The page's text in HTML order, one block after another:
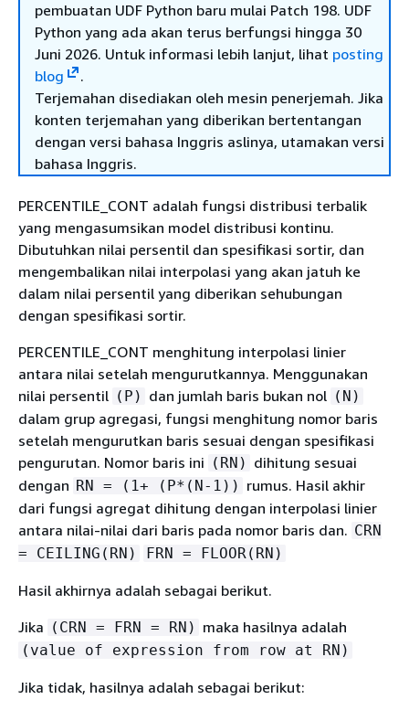
pembuatan UDF Python baru mulai Patch 198. UDF
Python yang ada akan terus berfungsi hingga 30
Juni 2026. Untuk informasi lebih lanjut, lihat posting
blog
.
Terjemahan disediakan oleh mesin penerjemah. Jika
konten terjemahan yang diberikan bertentangan
dengan versi bahasa Inggris aslinya, utamakan versi
bahasa Inggris.
PERCENTILE_CONT adalah fungsi distribusi terbalik
yang mengasumsikan model distribusi kontinu.
Dibutuhkan nilai persentil dan spesifikasi sortir, dan
mengembalikan nilai interpolasi yang akan jatuh ke
dalam nilai persentil yang diberikan sehubungan
dengan spesifikasi sortir.
PERCENTILE_CONT menghitung interpolasi linier
antara nilai setelah mengurutkannya. Menggunakan
nilai persentil (P) dan jumlah baris bukan nol (N)
dalam grup agregasi, fungsi menghitung nomor baris
setelah mengurutkan baris sesuai dengan spesifikasi
pengurutan. Nomor baris ini (RN) dihitung sesuai
dengan RN = (1+ (P*(N-1)) rumus. Hasil akhir
dari fungsi agregat dihitung dengan interpolasi linier
antara nilai-nilai dari baris pada nomor baris dan. CRN
= CEILING(RN)
FRN = FLOOR(RN)
Hasil akhirnya adalah sebagai berikut.
Jika (CRN = FRN = RN) maka hasilnya adalah
(value of expression from row at RN)
Jika tidak, hasilnya adalah sebagai berikut: